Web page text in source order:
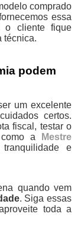
comprado
essa
o cliente fique
técnica.
podem
um excelente
certos.
fiscal, testar o
a
Mestre
e
quando vem
. Siga essas
toda a